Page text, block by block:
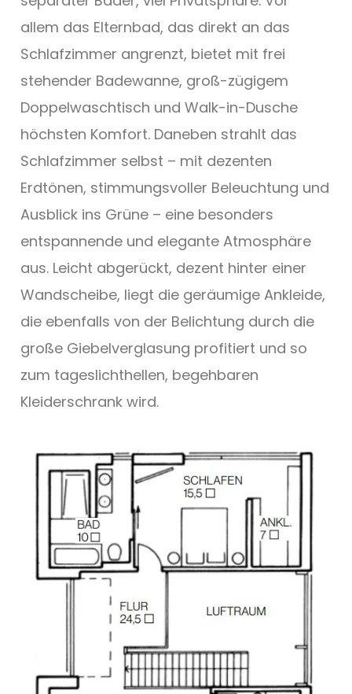
allem das Elternbad, das direkt an das
Schlafzimmer angrenzt, bietet mit frei
stehender Badewanne, groß-zügigem
Doppelwaschtisch und Walk-in-Dusche
höchsten Komfort. Daneben strahlt das
Schlafzimmer selbst – mit dezenten
Erdtönen, stimmungsvoller Beleuchtung und
Ausblick ins Grüne – eine besonders
entspannende und elegante Atmosphäre
aus. Leicht abgerückt, dezent hinter einer
Wandscheibe, liegt die geräumige Ankleide,
die ebenfalls von der Belichtung durch die
große Giebelverglasung profitiert und so
zum tageslichthellen, begehbaren
Kleiderschrank wird.